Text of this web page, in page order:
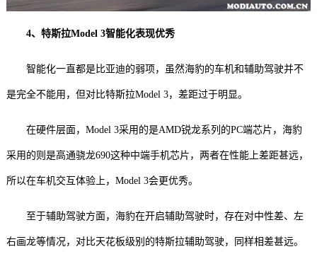
4、特斯拉Model 3智能化表现优秀
智能化一直都是比亚迪的弱项，虽然海豹的车机和辅助驾驶并不
是完全不能用，但对比特斯拉Model 3，差距过于明显。
在硬件层面，Model 3采用的是AMD锐龙系列的PC端芯片，海豹
采用的则是高通骁龙690这种中端手机芯片，两者在性能上差距甚远，
所以在车机交互体验上，Model 3会更优秀。
至于辅助驾驶方面，海豹在开启辅助驾驶时，存在对中性差、左
右画龙等情况，对比天花板级别的特斯拉辅助驾驶，同样相差甚远。